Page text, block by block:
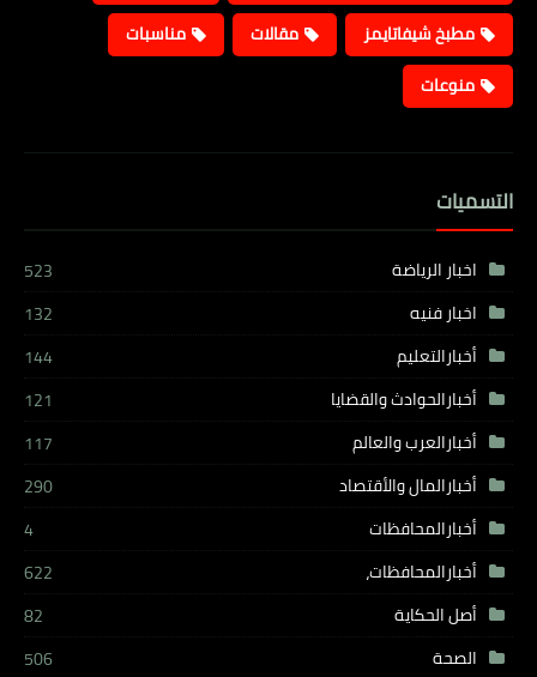
مطبخ شيفاتايمز
مقالات
مناسبات
منوعات
التسميات
اخبار الرياضة
523
اخبار فنيه
132
أخبارالتعليم
144
أخبارالحوادث والقضايا
121
أخبارالعرب والعالم
117
أخبارالمال والأقتصاد
290
أخبارالمحافظات
4
أخبارالمحافظات،
622
أصل الحكاية
82
الصحة
506